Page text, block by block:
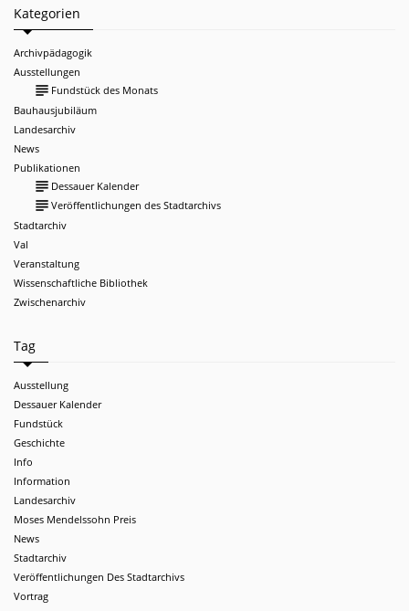
Kategorien
Archivpädagogik
Ausstellungen
subject Fundstück des Monats
Bauhausjubiläum
Landesarchiv
News
Publikationen
subject Dessauer Kalender
subject Veröffentlichungen des Stadtarchivs
Stadtarchiv
Val
Veranstaltung
Wissenschaftliche Bibliothek
Zwischenarchiv
Tag
Ausstellung
Dessauer Kalender
Fundstück
Geschichte
Info
Information
Landesarchiv
Moses Mendelssohn Preis
News
Stadtarchiv
Veröffentlichungen Des Stadtarchivs
Vortrag